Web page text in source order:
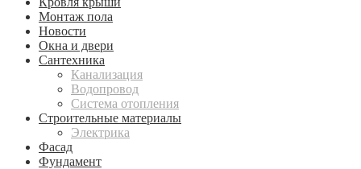
Монтаж пола
Новости
Окна и двери
Сантехника
Канализация
Водопровод
Система отопления
Строительные материалы
Электрика
Фасад
Фундамент